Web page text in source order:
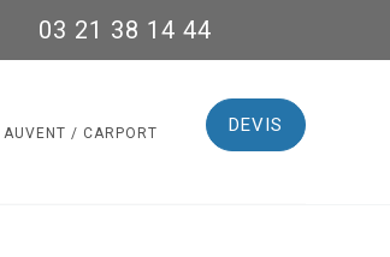
03 21 38 14 44
DEVIS
AUVENT / CARPORT